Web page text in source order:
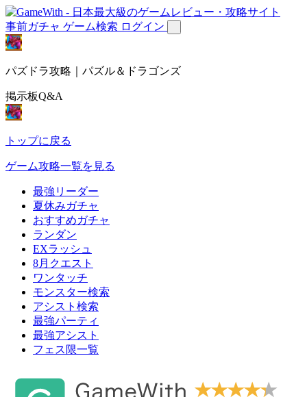
事前ガチャ ゲーム検索 ログイン
パズドラ攻略｜パズル＆ドラゴンズ
掲示板Q&A
トップに戻る
ゲーム攻略一覧を見る
最強リーダー
夏休みガチャ
おすすめガチャ
ランダン
EXラッシュ
8月クエスト
ワンタッチ
モンスター検索
アシスト検索
最強パーティ
最強アシスト
フェス限一覧